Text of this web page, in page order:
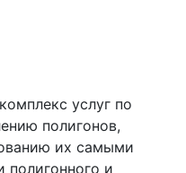
услуг по
полигонов,
их самыми
и